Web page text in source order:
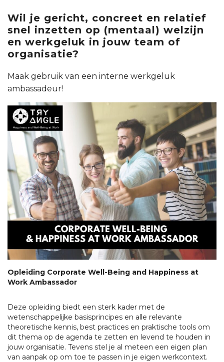
Wil je gericht, concreet en relatief
snel inzetten op (mentaal) welzijn
en werkgeluk in jouw team of
organisatie?
Maak gebruik van een interne werkgeluk
ambassadeur!
Opleiding Corporate Well-Being and Happiness at
Work Ambassador
Deze opleiding biedt een sterk kader met de
wetenschappelijke basisprincipes en alle relevante
theoretische kennis, best practices en praktische tools om
dit thema op de agenda te zetten en levend te houden in
jouw organisatie. Tevens stel je al meteen een eigen plan
van aanpak op om toe te passen in je eigen werkcontext.